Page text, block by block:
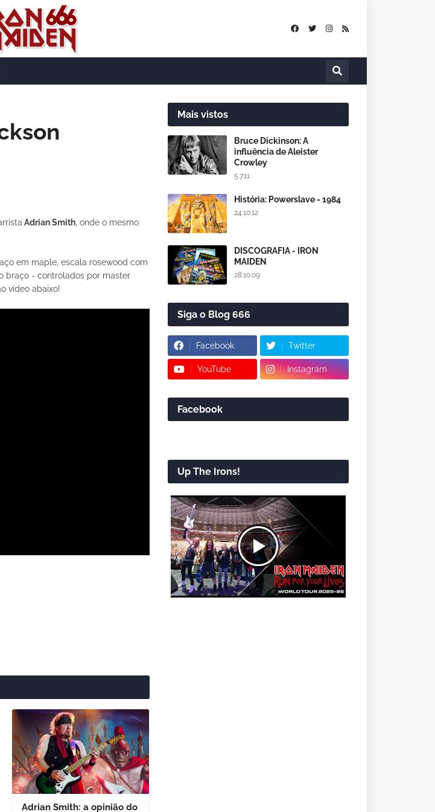
Adrian Smith , onde o mesmo
em maple, escala rosewood com
braço - controlados por master
vídeo abaixo!
Adrian Smith: a opinião do
Mais vistos
Bruce Dickinson: A
influência de Aleister
Crowley
5.7.11
História: Powerslave - 1984
24.10.12
DISCOGRAFIA - IRON
MAIDEN
28.10.09
Siga o Blog 666
Facebook Twitter
YouTube Instagram
Facebook
Up The Irons!